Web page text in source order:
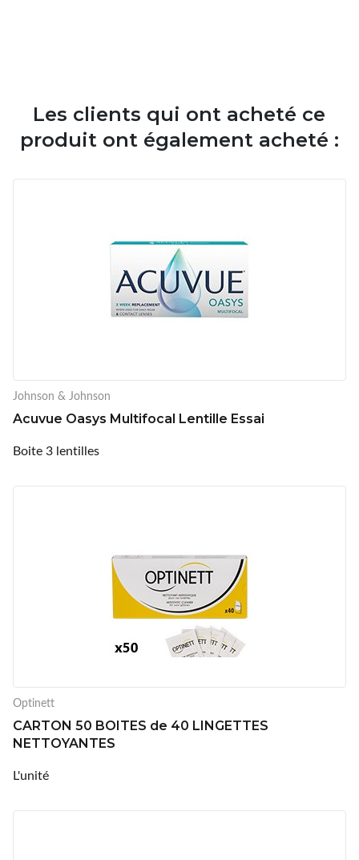
Les clients qui ont acheté ce
produit ont également acheté :
Johnson & Johnson
Acuvue Oasys Multifocal Lentille Essai
Boite 3 lentilles
Optinett
CARTON 50 BOITES de 40 LINGETTES
NETTOYANTES
L'unité